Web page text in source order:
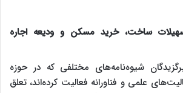
ساخت، خرید مسکن و ودیعه اجاره
شیوه‌نامه‌های مختلفی که در حوزه
علمی و فناورانه فعالیت کرده‌اند، تعلق